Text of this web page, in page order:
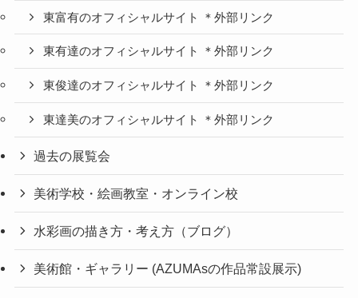
東富有のオフィシャルサイト ＊外部リンク
東有達のオフィシャルサイト ＊外部リンク
東俊達のオフィシャルサイト ＊外部リンク
東達美のオフィシャルサイト ＊外部リンク
過去の展覧会
美術学校・絵画教室・オンライン校
水彩画の描き方・考え方（ブログ）
美術館・ギャラリー (AZUMAsの作品常設展示)